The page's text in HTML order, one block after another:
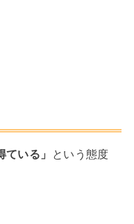
いる」
という態度